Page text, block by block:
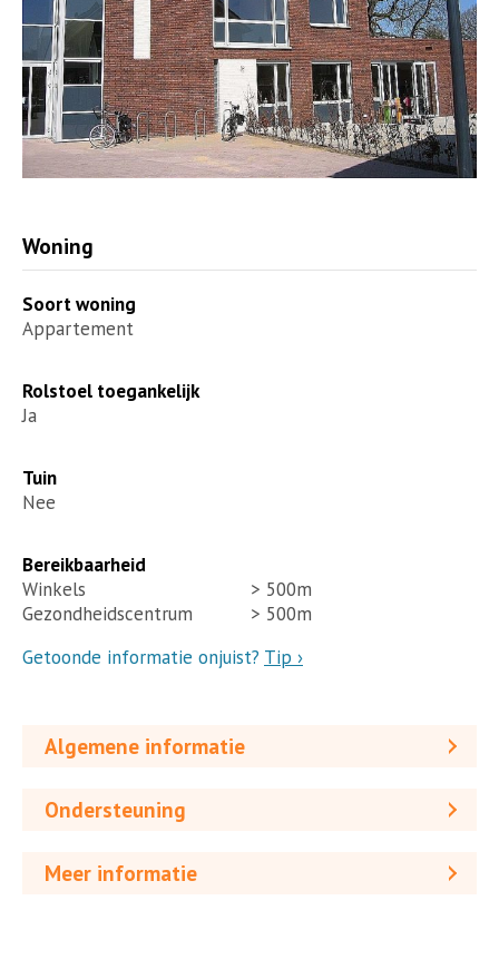
Woning
Soort woning
Appartement
Rolstoel toegankelijk
Ja
Tuin
Nee
Bereikbaarheid
Winkels
> 500m
Gezondheidscentrum
> 500m
Getoonde informatie onjuist? Tip ›
Algemene informatie
Ondersteuning
Meer informatie